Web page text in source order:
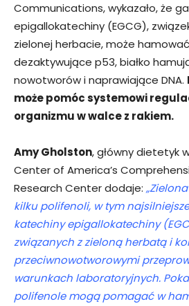
Communications, wykazało, że
epigallokatechiny (EGCG),
zielonej herbacie, może
dezaktywujące p53, białko
nowotworów i naprawiające DNA.
może pomóc systemowi
organizmu w walce z rakiem.
Amy Gholston, główny dietetyk
Center of America’s
Research Center dodaje:
kilku polifenoli, w tym
katechiny epigallokatechiny
związanych z zieloną herbatą i
przeciwnowotworowymi
warunkach laboratoryjnych.
polifenole mogą pomagać w